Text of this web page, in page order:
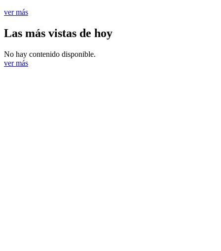
ver más
Las más vistas de hoy
No hay contenido disponible.
ver más